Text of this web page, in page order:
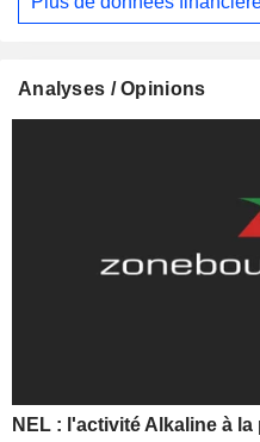
Analyses / Opinions
NEL : l'activité Alkaline à